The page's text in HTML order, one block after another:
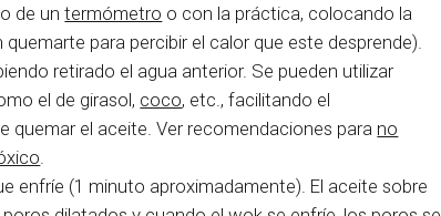
de untermómetro o con la práctica, colocando la
para percibir el calor que este desprende).
retirado el agua anterior. Se pueden utilizar
el de girasol, coco, etc., facilitando el
quemar el aceite. Ver recomendaciones para no
enfríe (1 minuto aproximadamente). El aceite sobre